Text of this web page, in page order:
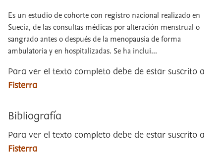
Es un estudio de cohorte con registro nacional realizado en
Suecia, de las consultas médicas por alteración menstrual o
sangrado antes o después de la menopausia de forma
ambulatoria y en hospitalizadas. Se ha inclui...
Para ver el texto completo debe de estar suscrito a
Fisterra
Bibliografía
Para ver el texto completo debe de estar suscrito a
Fisterra